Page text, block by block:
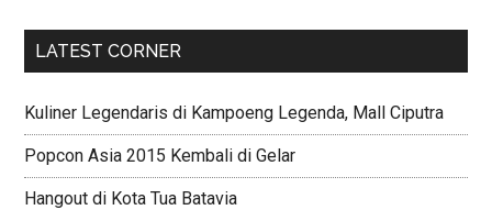
LATEST CORNER
Kuliner Legendaris di Kampoeng Legenda, Mall Ciputra
Popcon Asia 2015 Kembali di Gelar
Hangout di Kota Tua Batavia